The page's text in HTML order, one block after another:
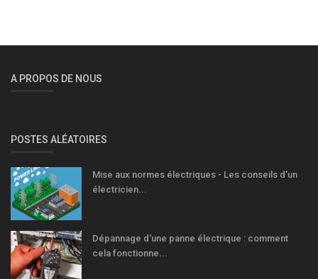
A PROPOS DE NOUS
POSTES ALÉATOIRES
Mise aux normes électriques - Les conseils d'un
électricien...
Dépannage d'une panne électrique : comment
cela fonctionne...